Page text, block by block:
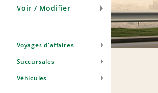
Voir / Modifier
Voyages d'affaires
Succursales
Véhicules